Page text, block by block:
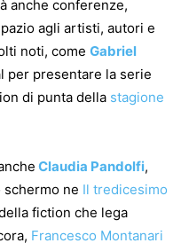
anche conferenze,
agli artisti, autori e
noti, come Gabriel
per presentare la serie
di punta della stagione
Claudia Pandolfi,
ne Il tredicesimo
fiction che lega
Francesco Montanari